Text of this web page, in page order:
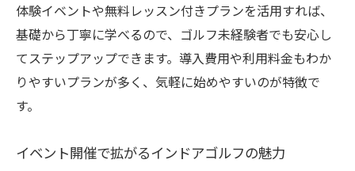
体験イベントや無料レッスン付きプランを活用すれば、
基礎から丁寧に学べるので、ゴルフ未経験者でも安心し
てステップアップできます。導入費用や利用料金もわか
りやすいプランが多く、気軽に始めやすいのが特徴で
す。
イベント開催で拡がるインドアゴルフの魅力